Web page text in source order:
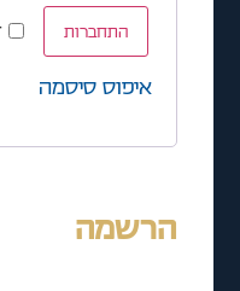
התחברות
איפוס סיסמה
הרשמה